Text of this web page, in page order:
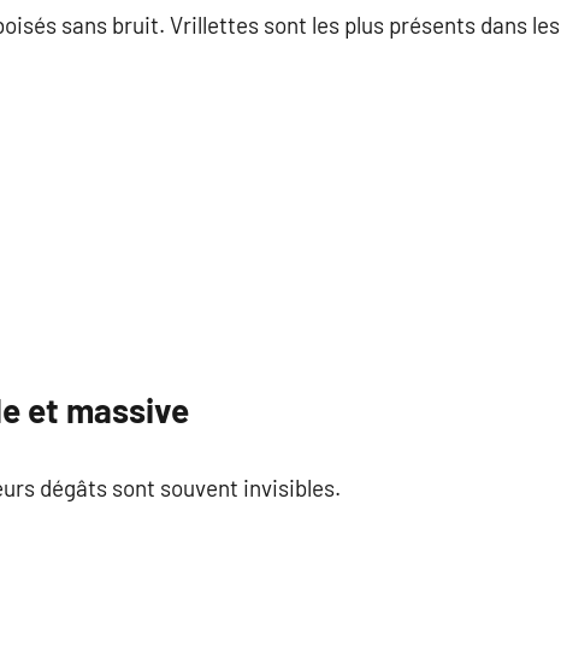
sans bruit. Vrillettes sont les plus présents dans les
et massive
dégâts sont souvent invisibles.